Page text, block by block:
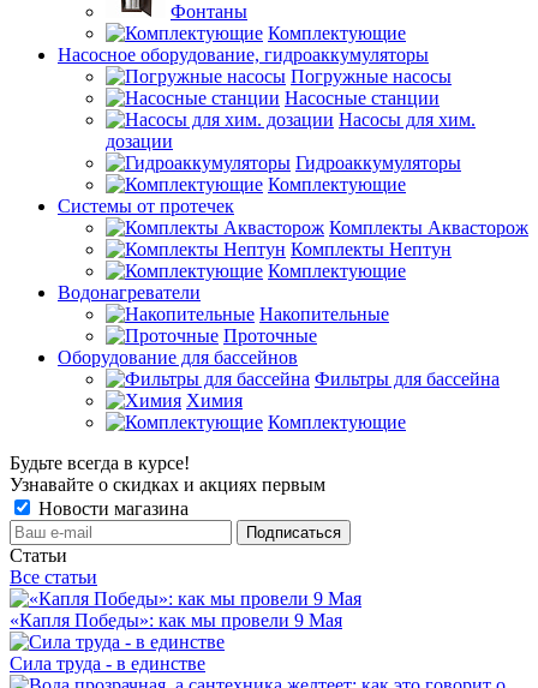
Фонтаны
Комплектующие
Насосное оборудование, гидроаккумуляторы
Погружные насосы
Насосные станции
Насосы для хим.
дозации
Гидроаккумуляторы
Комплектующие
Системы от протечек
Комплекты Аквасторож
Комплекты Нептун
Комплектующие
Водонагреватели
Накопительные
Проточные
Оборудование для бассейнов
Фильтры для бассейна
Химия
Комплектующие
Будьте всегда в курсе!
Узнавайте о скидках и акциях первым
Новости магазина
Статьи
Все статьи
«Капля Победы»: как мы провели 9 Мая
Сила труда - в единстве